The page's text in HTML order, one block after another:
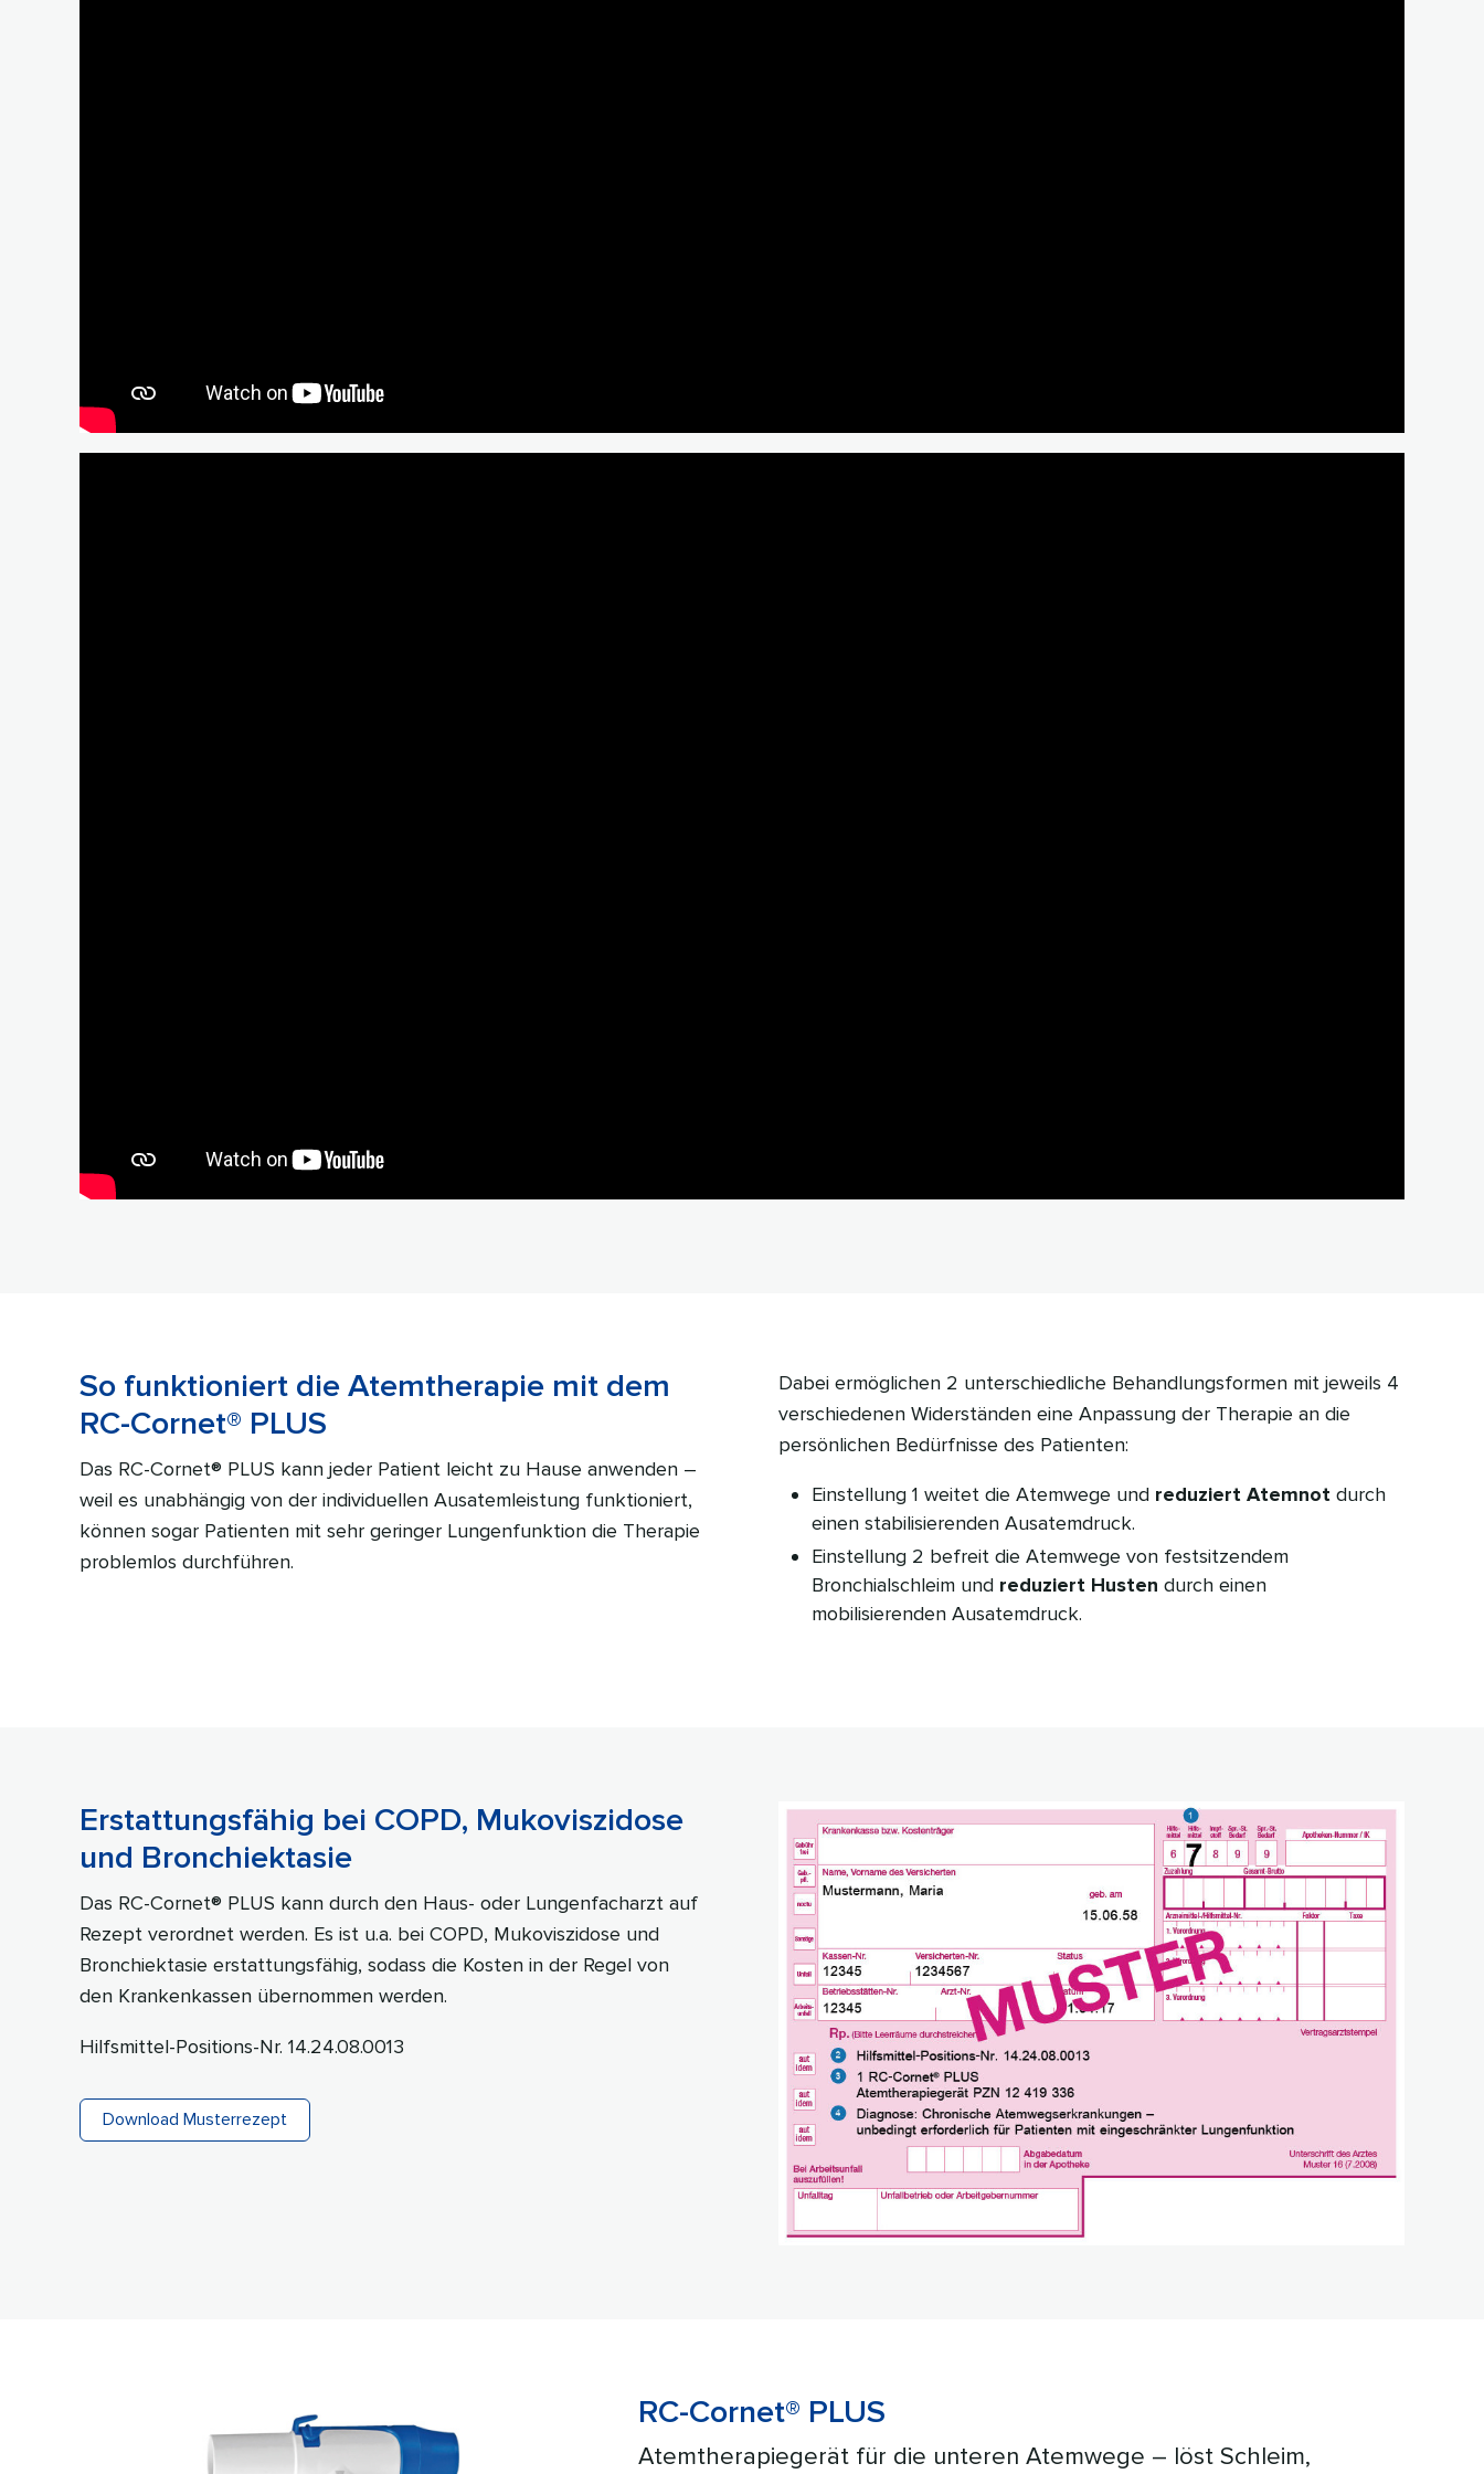
So funktioniert die Atemtherapie mit dem
RC-Cornet® PLUS
Das RC-Cornet® PLUS kann jeder Patient leicht zu Hause anwenden –
weil es unabhängig von der individuellen Ausatemleistung funktioniert,
können sogar Patienten mit sehr geringer Lungenfunktion die Therapie
problemlos durchführen.
Dabei ermöglichen 2 unterschiedliche Behandlungsformen mit jeweils 4
verschiedenen Widerständen eine Anpassung der Therapie an die
persönlichen Bedürfnisse des Patienten:
Einstellung 1 weitet die Atemwege und reduziert Atemnot durch
einen stabilisierenden Ausatemdruck.
Einstellung 2 befreit die Atemwege von festsitzendem
Bronchialschleim und reduziert Husten durch einen
mobilisierenden Ausatemdruck.
Erstattungsfähig bei COPD, Mukoviszidose
und Bronchiektasie
Das RC-Cornet® PLUS kann durch den Haus- oder Lungenfacharzt auf
Rezept verordnet werden. Es ist u.a. bei COPD, Mukoviszidose und
Bronchiektasie erstattungsfähig, sodass die Kosten in der Regel von
den Krankenkassen übernommen werden.
Hilfsmittel-Positions-Nr. 14.24.08.0013
Download Musterrezept
RC-Cornet® PLUS
Atemtherapiegerät für die unteren Atemwege – löst Schleim,